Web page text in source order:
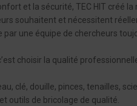
et la sécurité, TEC HIT créé
souhaitent et nécessitent
par une équipe de chercheurs
choisir la qualité
clé, douille, pinces, tenailles,
outils de bricolage de qualité.